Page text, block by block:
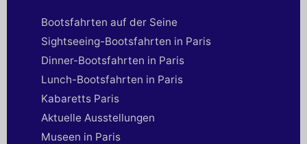
Bootsfahrten auf der Seine
Sightseeing-Bootsfahrten in Paris
Dinner-Bootsfahrten in Paris
Lunch-Bootsfahrten in Paris
Kabaretts Paris
Aktuelle Ausstellungen
Museen in Paris